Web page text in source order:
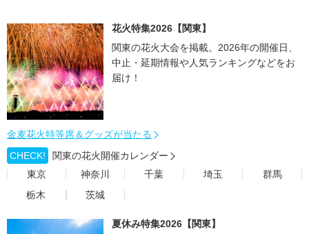
花火特集2026【関東】
関東の花火大会を掲載。2026年の開催日、
中止・延期情報や人気ランキングなどをお
届け！
金麦花火特等席＆グッズが当たる
CHECK!
関東の花火開催カレンダー
東京
神奈川 千葉 埼玉
群馬
栃木
茨城
夏休み特集2026【関東】